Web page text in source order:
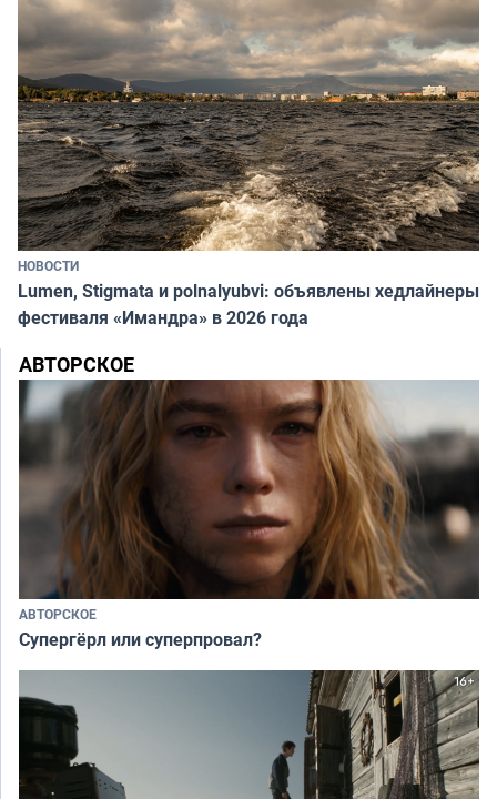
НОВОСТИ
Lumen, Stigmata и polnalyubvi: объявлены хедлайнеры
фестиваля «Имандра» в 2026 года
АВТОРСКОЕ
АВТОРСКОЕ
Супергёрл или суперпровал?